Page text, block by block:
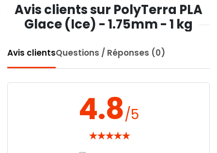
Avis clients sur PolyTerra PLA
Glace (Ice) - 1.75mm - 1 kg
Avis clientsQuestions / Réponses (0)
4.8/5
★★★★★